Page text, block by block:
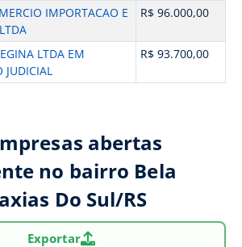
IMPORTACAO E
R$ 96.000,00
LTDA EM
JUDICIAL
R$ 93.700,00
abertas
no bairro Bela
Do Sul/RS
Exportar